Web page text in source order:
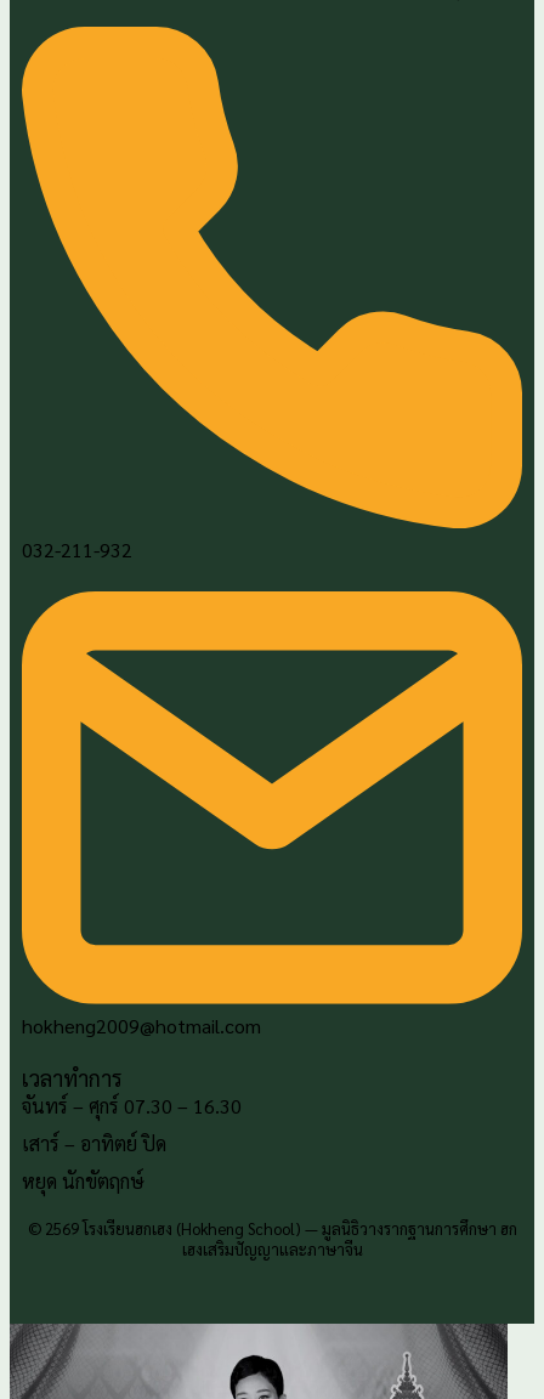
032-211-932
hokheng2009@hotmail.com
เวลาทำการ
จันทร์ – ศุกร์ 07.30 – 16.30
เสาร์ – อาทิตย์ ปิด
หยุด นักขัตฤกษ์
© 2569 โรงเรียนฮกเฮง (Hokheng School) — มูลนิธิวางรากฐานการศึกษา ฮก
เฮงเสริมปัญญาและภาษาจีน